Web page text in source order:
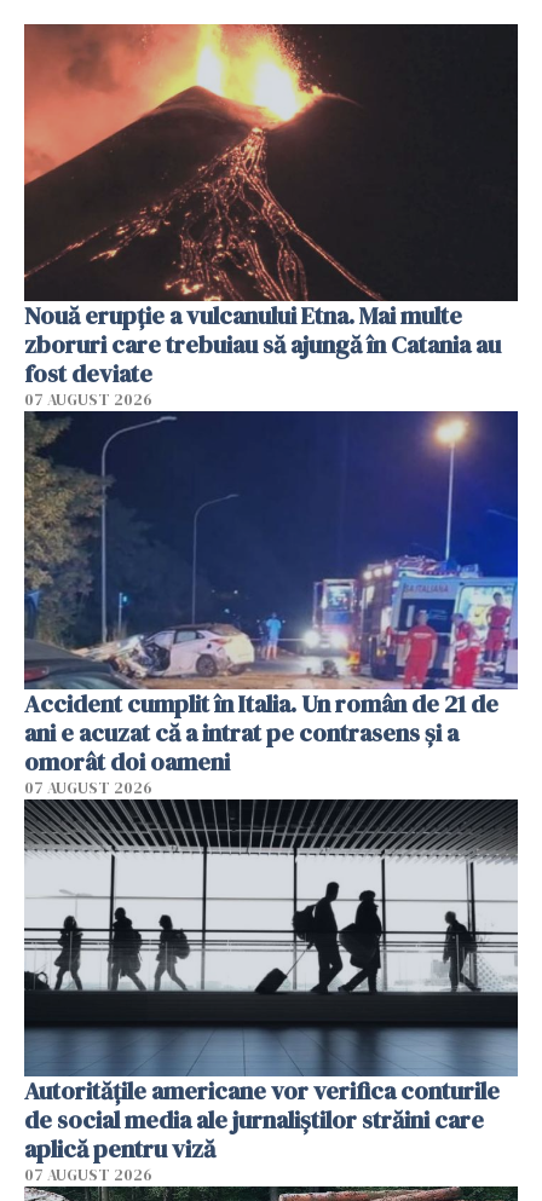
Nouă erupție a vulcanului Etna. Mai multe
zboruri care trebuiau să ajungă în Catania au
fost deviate
07 AUGUST 2026
Accident cumplit în Italia. Un român de 21 de
ani e acuzat că a intrat pe contrasens și a
omorât doi oameni
07 AUGUST 2026
Autorităţile americane vor verifica conturile
de social media ale jurnaliştilor străini care
aplică pentru viză
07 AUGUST 2026